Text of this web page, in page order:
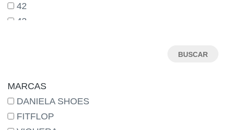
42
43
MARCAS
DANIELA SHOES
FITFLOP